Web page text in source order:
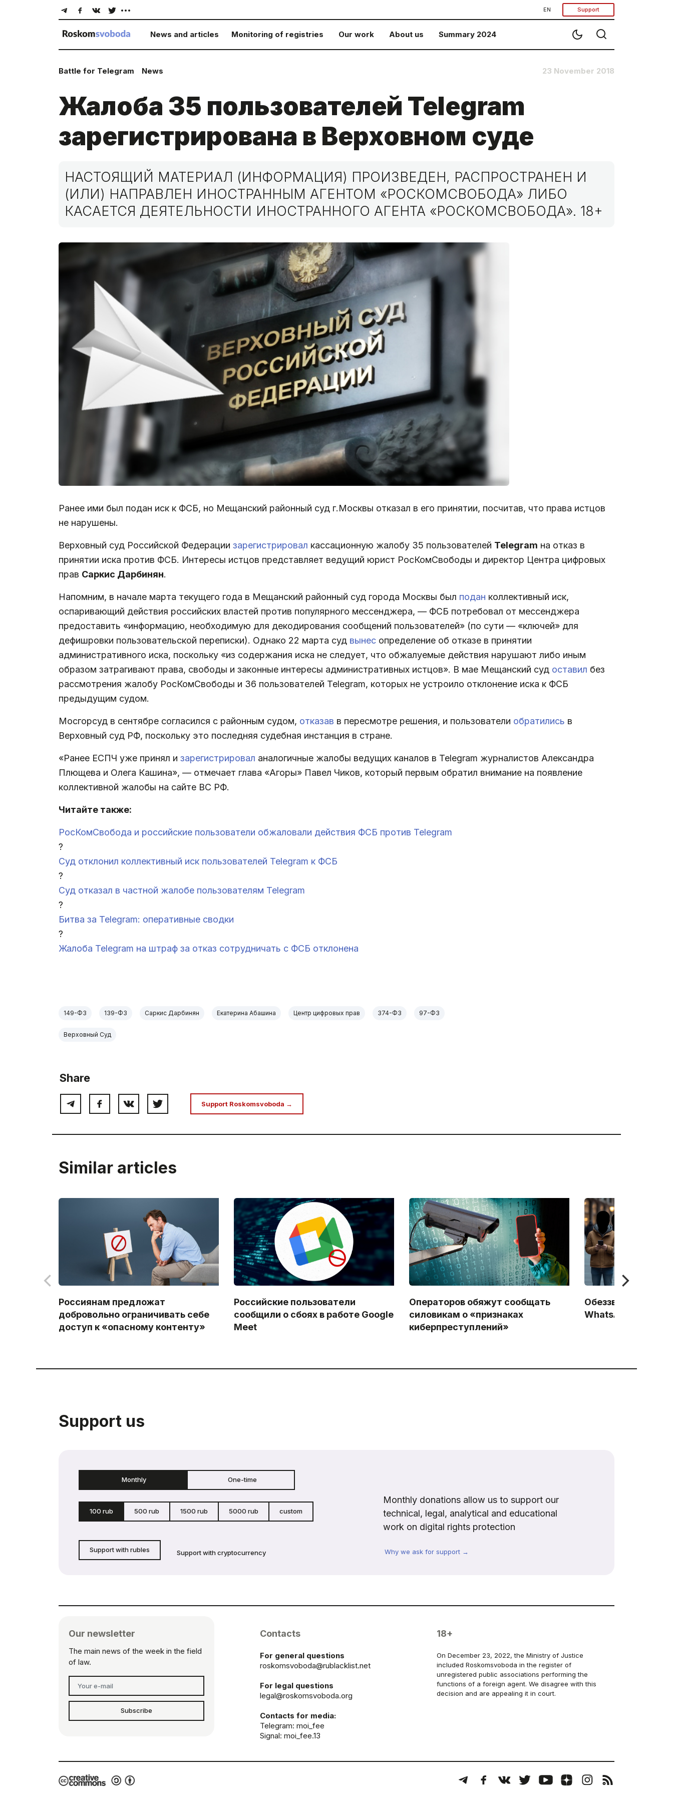
EN Support
News and articles Monitoring of registries Our work About us Summary 2024
Battle for Telegram News 23 November 2018
Жалоба 35 пользователей Telegram
зарегистрирована в Верховном суде
НАСТОЯЩИЙ МАТЕРИАЛ (ИНФОРМАЦИЯ) ПРОИЗВЕДЕН, РАСПРОСТРАНЕН И
(ИЛИ) НАПРАВЛЕН ИНОСТРАННЫМ АГЕНТОМ «РОСКОМСВОБОДА» ЛИБО
КАСАЕТСЯ ДЕЯТЕЛЬНОСТИ ИНОСТРАННОГО АГЕНТА «РОСКОМСВОБОДА». 18+
Ранее ими был подан иск к ФСБ, но Мещанский районный суд г.Москвы отказал в его принятии, посчитав, что права истцов
не нарушены.
Верховный суд Российской Федерации зарегистрировал кассационную жалобу 35 пользователей Telegram на отказ в
принятии иска против ФСБ. Интересы истцов представляет ведущий юрист РосКомСвободы и директор Центра цифровых
прав Саркис Дарбинян.
Напомним, в начале марта текущего года в Мещанский районный суд города Москвы был подан коллективный иск,
оспаривающий действия российских властей против популярного мессенджера, — ФСБ потребовал от мессенджера
предоставить «информацию, необходимую для декодирования сообщений пользователей» (по сути — «ключей» для
дефишровки пользовательской переписки). Однако 22 марта суд вынес определение об отказе в принятии
административного иска, поскольку «из содержания иска не следует, что обжалуемые действия нарушают либо иным
образом затрагивают права, свободы и законные интересы административных истцов». В мае Мещанский суд оставил без
рассмотрения жалобу РосКомСвободы и 36 пользователей Telegram, которых не устроило отклонение иска к ФСБ
предыдущим судом.
Мосгорсуд в сентябре согласился с районным судом, отказав в пересмотре решения, и пользователи обратились в
Верховный суд РФ, поскольку это последняя судебная инстанция в стране.
«Ранее ЕСПЧ уже принял и зарегистрировал аналогичные жалобы ведущих каналов в Telegram журналистов Александра
Плющева и Олега Кашина», — отмечает глава «Агоры» Павел Чиков, который первым обратил внимание на появление
коллективной жалобы на сайте ВС РФ.
Читайте также:
РосКомСвобода и российские пользователи обжаловали действия ФСБ против Telegram
?
Суд отклонил коллективный иск пользователей Telegram к ФСБ
?
Суд отказал в частной жалобе пользователям Telegram
?
Битва за Telegram: оперативные сводки
?
Жалоба Telegram на штраф за отказ сотрудничать с ФСБ отклонена
149-ФЗ 139-ФЗ Саркис Дарбинян Екатерина Абашина Центр цифровых прав 374-ФЗ 97-ФЗ
Верховный Суд
Share
Support Roskomsvoboda →
Similar articles
Россиянам предложат
добровольно ограничивать себе
доступ к «опасному контенту»
Российские пользователи
сообщили о сбоях в работе Google
Meet
Операторов обяжут сообщать
силовикам о «признаках
киберпреступлений»
Обеззвучивание
WhatsApp: Начало
Support us
Monthly One-time
100 rub 500 rub 1500 rub 5000 rub custom
Support with rubles Support with cryptocurrency
Monthly donations allow us to support our
technical, legal, analytical and educational
work on digital rights protection
Why we ask for support →
Our newsletter
The main news of the week in the field
of law.
Subscribe
Contacts
For general questions
roskomsvoboda@rublacklist.net
For legal questions
legal@roskomsvoboda.org
Contacts for media:
Telegram: moi_fee
Signal: moi_fee.13
18+
On December 23, 2022, the Ministry of Justice
included Roskomsvoboda in the register of
unregistered public associations performing the
functions of a foreign agent. We disagree with this
decision and are appealing it in court.